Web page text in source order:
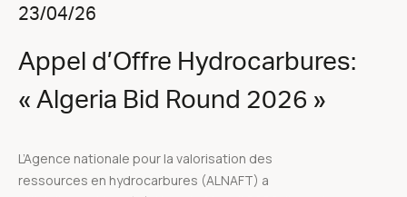
23/04/26
Appel d’Offre Hydrocarbures:
« Algeria Bid Round 2026 »
L’Agence nationale pour la valorisation des
ressources en hydrocarbures (ALNAFT) a